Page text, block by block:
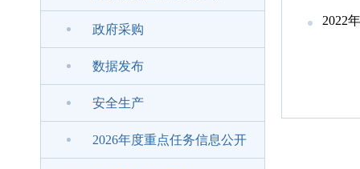
政府采购
数据发布
安全生产
2026年度重点任务信息公开
2022